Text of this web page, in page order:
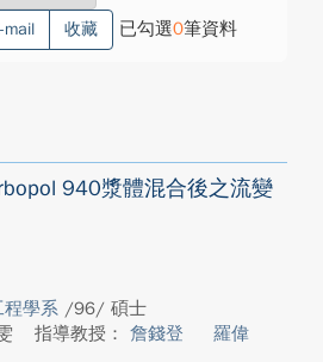
mail 收藏 已勾選0筆資料
940漿體混合後之流變
程學系 /96/ 碩士
指導教授： 詹錢登
羅偉